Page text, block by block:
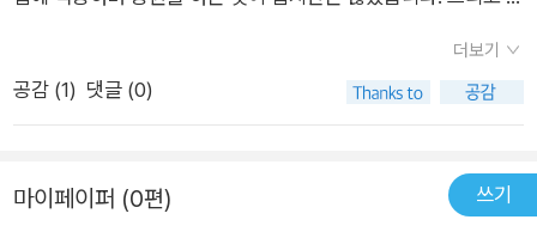
좋지 않아 아이와 저 모두 힘든 시기였어요. 그때 이 책을 만나게
되었어요.​마치 아이의 표정과 마음을 담아 놓은 듯한 책인 것 같
다. 표정을 보면 그림책에 대한 마음을 엿볼 수 있는데, 자신의 마
음을 알아주는 듯한 느낌을 받은 것 같았어요.​표지가 재미있습니
더보기
공감 (1) 댓글 (0)
마이페이퍼 (0편) 쓰기